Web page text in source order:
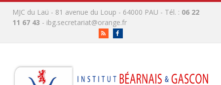
MJC du Laü - 81 avenue du Loup - 64000 PAU - Tél. : 06 22
11 67 43 - ibg.secretariat@orange.fr
RSS